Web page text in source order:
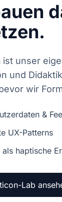
ist unser
und
wir
&
UX-Patterns
als haptische
Lab